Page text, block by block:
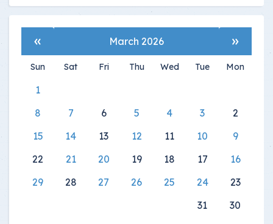
«
March 2026
»
Mon
Tue
Wed
Thu
Fri
Sat
Sun
1
2
3
4
5
6
7
8
9
10
11
12
13
14
15
16
17
18
19
20
21
22
23
24
25
26
27
28
29
30
31